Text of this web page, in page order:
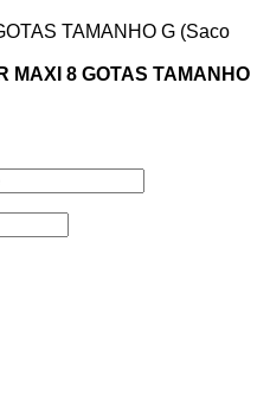
MAXI 8 GOTAS TAMANHO